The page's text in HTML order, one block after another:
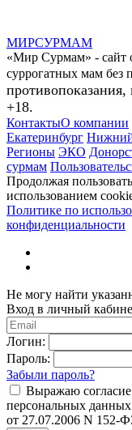
МИРСУРМАМ
«Мир Сурмам» - сайт
суррогатных мам без
противопоказания,
+18.
КонтактыО компании
Екатеринбург
Регионы ЭКО
сурмам
Продолжая
использованием
Политике по
конфиденциальности
Не могу найти
Вход в личный
Логин:
Пароль:
Забыли пароль?
Выражаю
персональных
от 27.07.2006 N 152-